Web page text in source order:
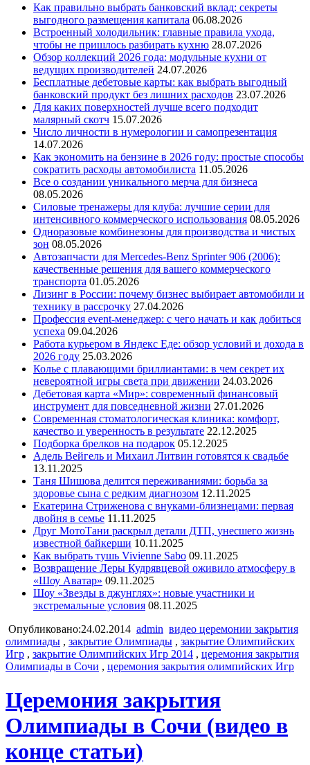
Как правильно выбрать банковский вклад: секреты
выгодного размещения капитала 06.08.2026
Встроенный холодильник: главные правила ухода,
чтобы не пришлось разбирать кухню 28.07.2026
Обзор коллекций 2026 года: модульные кухни от
ведущих производителей 24.07.2026
Бесплатные дебетовые карты: как выбрать выгодный
банковский продукт без лишних расходов 23.07.2026
Для каких поверхностей лучше всего подходит
малярный скотч 15.07.2026
Число личности в нумерологии и самопрезентация
14.07.2026
Как экономить на бензине в 2026 году: простые способы
сократить расходы автомобилиста 11.05.2026
Все о создании уникального мерча для бизнеса
08.05.2026
Силовые тренажеры для клуба: лучшие серии для
интенсивного коммерческого использования 08.05.2026
Одноразовые комбинезоны для производства и чистых
зон 08.05.2026
Автозапчасти для Mercedes-Benz Sprinter 906 (2006):
качественные решения для вашего коммерческого
транспорта 01.05.2026
Лизинг в России: почему бизнес выбирает автомобили и
технику в рассрочку 27.04.2026
Профессия event-менеджер: с чего начать и как добиться
успеха 09.04.2026
Работа курьером в Яндекс Еде: обзор условий и дохода в
2026 году 25.03.2026
Колье с плавающими бриллиантами: в чем секрет их
невероятной игры света при движении 24.03.2026
Дебетовая карта «Мир»: современный финансовый
инструмент для повседневной жизни 27.01.2026
Современная стоматологическая клиника: комфорт,
качество и уверенность в результате 22.12.2025
Подборка брелков на подарок 05.12.2025
Адель Вейгель и Михаил Литвин готовятся к свадьбе
13.11.2025
Таня Шишова делится переживаниями: борьба за
здоровье сына с редким диагнозом 12.11.2025
Екатерина Стриженова с внуками-близнецами: первая
двойня в семье 11.11.2025
Друг МотоТани раскрыл детали ДТП, унесшего жизнь
известной байкерши 10.11.2025
Как выбрать тушь Vivienne Sabo 09.11.2025
Возвращение Леры Кудрявцевой оживило атмосферу в
«Шоу Аватар» 09.11.2025
Шоу «Звезды в джунглях»: новые участники и
экстремальные условия 08.11.2025
Опубликовано:24.02.2014 admin видео церемонии закрытия
олимпиады , закрытие Олимпиады , закрытие Олимпийских
Игр , закрытие Олимпийских Игр 2014 , церемония закрытия
Олимпиады в Сочи , церемония закрытия олимпийских Игр
Церемония закрытия
Олимпиады в Сочи (видео в
конце статьи)